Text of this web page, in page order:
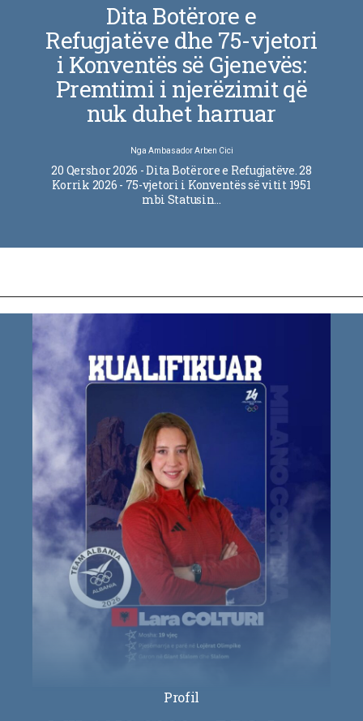
Dita Botërore e
Refugjatëve dhe 75-vjetori
i Konventës së Gjenevës:
Premtimi i njerëzimit që
nuk duhet harruar
Nga Ambasador Arben Cici
20 Qershor 2026 - Dita Botërore e Refugjatëve. 28
Korrik 2026 - 75-vjetori i Konventës së vitit 1951
mbi Statusin…
Profil